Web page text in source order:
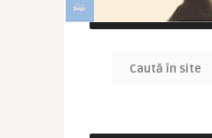
CAUTĂ ÎN SITE